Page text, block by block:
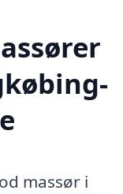
massør i